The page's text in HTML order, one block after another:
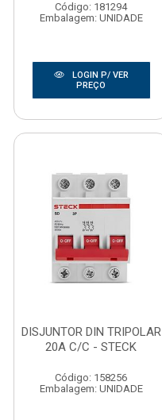
Código: 181294
Embalagem: UNIDADE
LOGIN P/ VER
PREÇO
DISJUNTOR DIN TRIPOLAR
20A C/C - STECK
Código: 158256
Embalagem: UNIDADE